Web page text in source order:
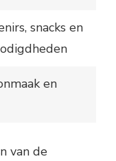
snacks en
en
van de